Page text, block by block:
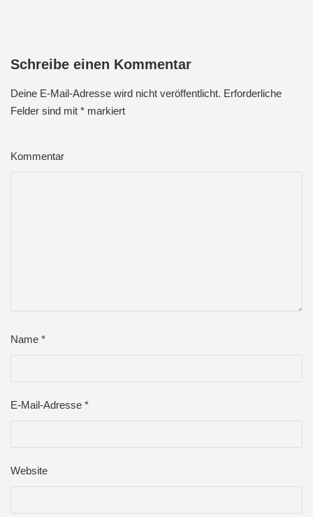
Schreibe einen Kommentar
Deine E-Mail-Adresse wird nicht veröffentlicht. Erforderliche
Felder sind mit * markiert
Kommentar
Name *
E-Mail-Adresse *
Website